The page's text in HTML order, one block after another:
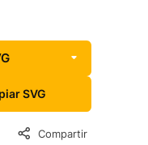
SVG
Compartir